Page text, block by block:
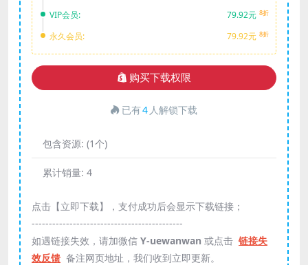
VIP会员:
79.92元 8折
永久会员: 79.92元 8折
购买下载权限
已有4 人解锁下载
包含资源: (1个)
累计销量: 4
点击【立即下载】，支付成功后会显示下载链接；
--------------------------------------------
如遇链接失效，请加微信 Y-uewanwan 或点击 链接失
效反馈 备注网页地址，我们收到立即更新。